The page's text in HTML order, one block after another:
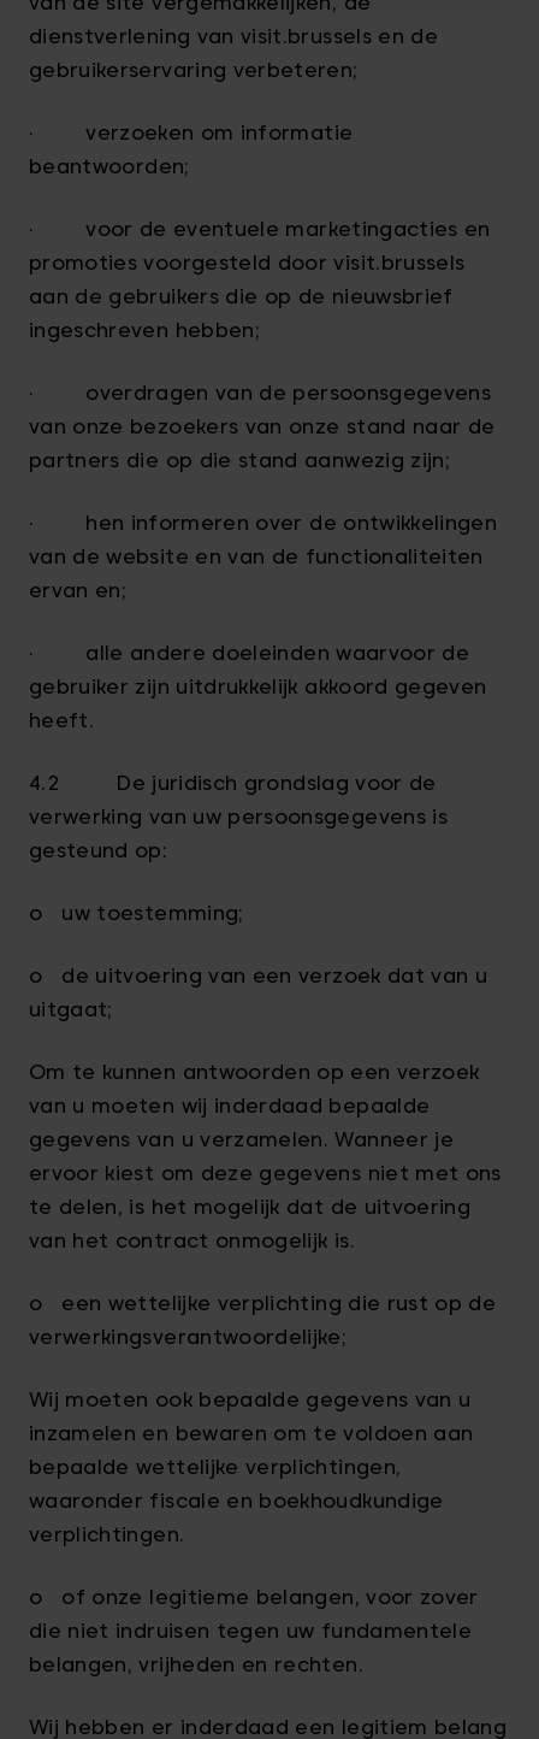
dienstverlening van visit.brussels en de
gebruikerservaring verbeteren;
· verzoeken om informatie
beantwoorden;
· voor de eventuele marketingacties en
promoties voorgesteld door visit.brussels
aan de gebruikers die op de nieuwsbrief
ingeschreven hebben;
· overdragen van de persoonsgegevens
van onze bezoekers van onze stand naar de
partners die op die stand aanwezig zijn;
· hen informeren over de ontwikkelingen
van de website en van de functionaliteiten
ervan en;
· alle andere doeleinden waarvoor de
gebruiker zijn uitdrukkelijk akkoord gegeven
heeft.
4.2 De juridisch grondslag voor de
verwerking van uw persoonsgegevens is
gesteund op:
o uw toestemming;
o de uitvoering van een verzoek dat van u
uitgaat;
Om te kunnen antwoorden op een verzoek
van u moeten wij inderdaad bepaalde
gegevens van u verzamelen. Wanneer je
ervoor kiest om deze gegevens niet met ons
te delen, is het mogelijk dat de uitvoering
van het contract onmogelijk is.
o een wettelijke verplichting die rust op de
verwerkingsverantwoordelijke;
Wij moeten ook bepaalde gegevens van u
inzamelen en bewaren om te voldoen aan
bepaalde wettelijke verplichtingen,
waaronder fiscale en boekhoudkundige
verplichtingen.
o of onze legitieme belangen, voor zover
die niet indruisen tegen uw fundamentele
belangen, vrijheden en rechten.
Wij hebben er inderdaad een legitiem belang